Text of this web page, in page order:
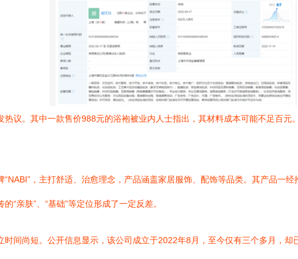
热议。其中一款售价988元的浴袍被业内人士指出，其材料成本可能不足百
，主打舒适、治愈理念，产品涵盖家居服饰、配饰等品类。其产品一
“亲肤”、“基础”等定位形成了一定反差。
时间尚短。公开信息显示，该公司成立于2022年8月，至今仅有三个多月，